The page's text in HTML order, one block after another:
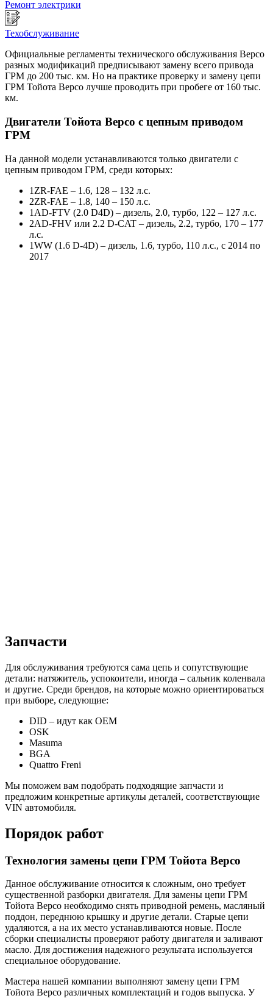
Ремонт электрики
Техобслуживание
Официальные регламенты технического обслуживания Версо
разных модификаций предписывают замену всего привода
ГРМ до 200 тыс. км. Но на практике проверку и замену цепи
ГРМ Тойота Версо лучше проводить при пробеге от 160 тыс.
км.
Двигатели Тойота Версо с цепным приводом
ГРМ
На данной модели устанавливаются только двигатели с
цепным приводом ГРМ, среди которых:
1ZR-FAE – 1.6, 128 – 132 л.с.
2ZR-FAE – 1.8, 140 – 150 л.с.
1AD-FTV (2.0 D4D) – дизель, 2.0, турбо, 122 – 127 л.с.
2AD-FHV или 2.2 D-CAT – дизель, 2.2, турбо, 170 – 177
л.с.
1WW (1.6 D-4D) – дизель, 1.6, турбо, 110 л.с., с 2014 по
2017
Запчасти
Для обслуживания требуются сама цепь и сопутствующие
детали: натяжитель, успокоители, иногда – сальник коленвала
и другие. Среди брендов, на которые можно ориентироваться
при выборе, следующие:
DID – идут как OEM
OSK
Masuma
BGA
Quattro Freni
Мы поможем вам подобрать подходящие запчасти и
предложим конкретные артикулы деталей, соответствующие
VIN автомобиля.
Порядок работ
Технология замены цепи ГРМ Тойота Версо
Данное обслуживание относится к сложным, оно требует
существенной разборки двигателя. Для замены цепи ГРМ
Тойота Версо необходимо снять приводной ремень, масляный
поддон, переднюю крышку и другие детали. Старые цепи
удаляются, а на их место устанавливаются новые. После
сборки специалисты проверяют работу двигателя и заливают
масло. Для достижения надежного результата используется
специальное оборудование.
Мастера нашей компании выполняют замену цепи ГРМ
Тойота Версо различных комплектаций и годов выпуска. У